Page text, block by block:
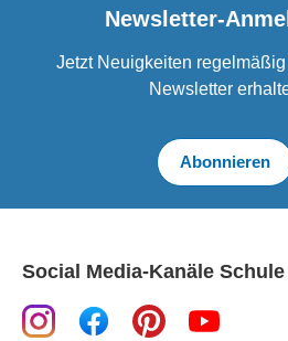
Newsletter-
Jetzt Neuigkeiten
Newsletter
Abonnieren
Social Media-Kanäle Schule